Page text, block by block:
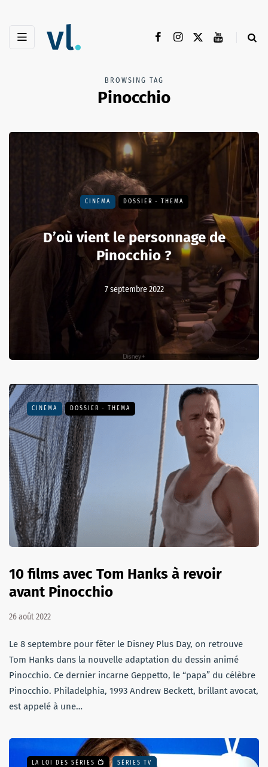
BROWSING TAG
Pinocchio
CINÉMA DOSSIER - THEMA
D’où vient le personnage de
Pinocchio ?
7 septembre 2022
CINÉMA DOSSIER - THEMA
10 films avec Tom Hanks à revoir
avant Pinocchio
26 août 2022
Le 8 septembre pour fêter le Disney Plus Day, on retrouve
Tom Hanks dans la nouvelle adaptation du dessin animé
Pinocchio. Ce dernier incarne Geppetto, le “papa” du célèbre
Pinocchio. Philadelphia, 1993 Andrew Beckett, brillant avocat,
est appelé à une…
LA LOI DES SÉRIES 📺 SÉRIES TV